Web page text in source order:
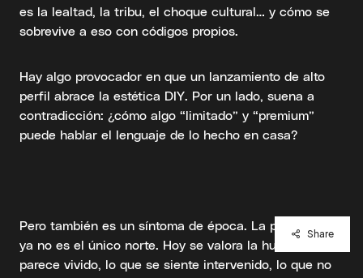
es la lealtad, la tribu, el choque cultural… y cómo se
sobrevive a eso con códigos propios.
Hay algo provocador en que un lanzamiento de alto
perfil abrace la estética DIY. Por un lado, suena a
contradicción: ¿cómo algo “limitado” y “premium”
puede hablar el lenguaje de lo hecho en casa?
Pero también es un síntoma de época. La perfección
ya no es el único norte. Hoy se valora la huella: lo que
parece vivido, lo que se siente intervenido, lo que no
Share